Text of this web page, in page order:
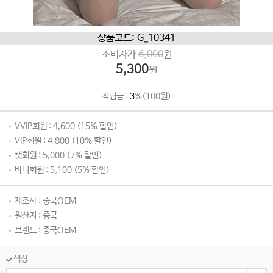
상품코드: G_10341
소비자가6,000원
5,300원
적립금 : 3%(100원)
VVIP회원 : 4,600 (15% 할인)
VIP회원 : 4,800 (10% 할인)
캣회원 : 5,000 (7% 할인)
바니회원 : 5,100 (5% 할인)
제조사 : 중국OEM
원산지 : 중국
브랜드 : 중국OEM
색상